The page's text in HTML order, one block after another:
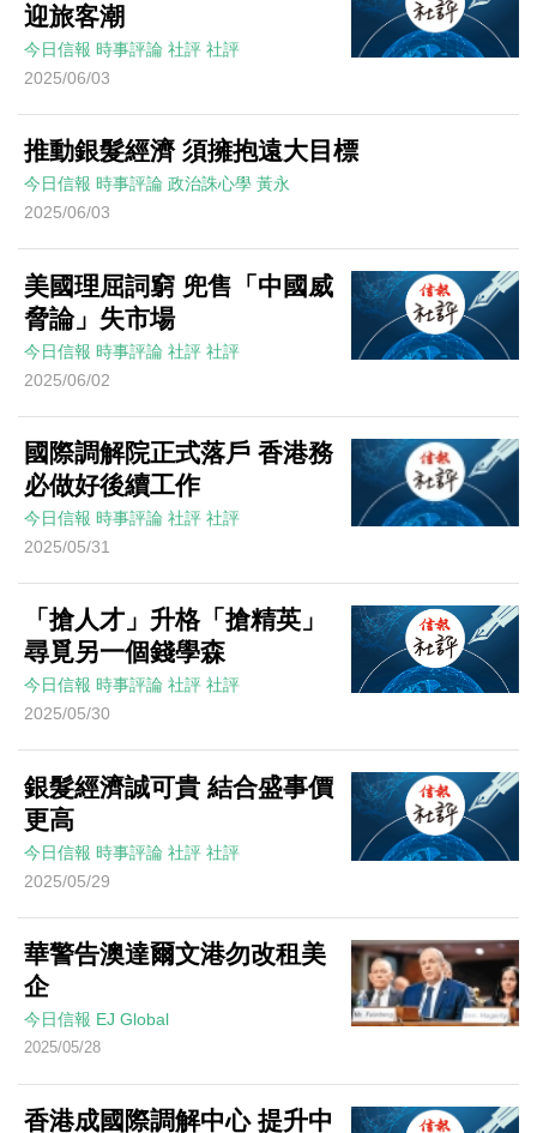
迎旅客潮
今日信報 時事評論 社評 社評
2025/06/03
推動銀髮經濟 須擁抱遠大目標
今日信報 時事評論 政治誅心學 黃永
2025/06/03
美國理屈詞窮 兜售「中國威
脅論」失市場
今日信報 時事評論 社評 社評
2025/06/02
國際調解院正式落戶 香港務
必做好後續工作
今日信報 時事評論 社評 社評
2025/05/31
「搶人才」升格「搶精英」
尋覓另一個錢學森
今日信報 時事評論 社評 社評
2025/05/30
銀髮經濟誠可貴 結合盛事價
更高
今日信報 時事評論 社評 社評
2025/05/29
華警告澳達爾文港勿改租美
企
今日信報 EJ Global
2025/05/28
香港成國際調解中心 提升中